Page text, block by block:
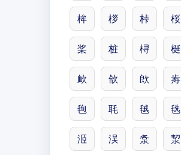
桙 桚 桛 桜
桨 桩 桪 梃
欰 欱 欴 歬
毥 毦 毧 毨
洍 洖 洜 洯